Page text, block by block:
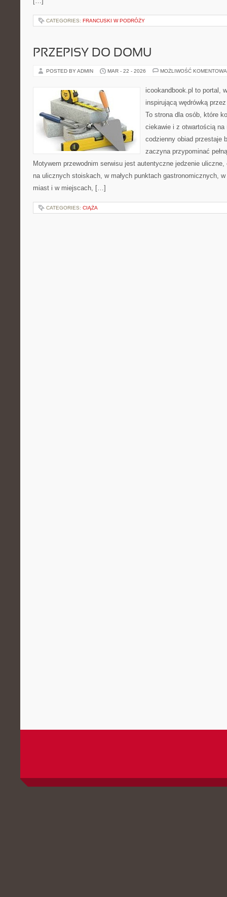
CATEGORIES: FRANCUSKI W PODRÓŻY
PRZEPISY DO DOMU
POSTED BY ADMIN MAR - 22 - 2026 MOŻLIWOŚĆ
icookandbook.pl to portal,
inspirującą wędrówką
To strona dla osób, które
ciekawie i z otwartością na
codzienny obiad przestaje
zaczyna przypominać
Motywem przewodnim serwisu jest autentyczne jedzenie
na ulicznych stoiskach, w małych punktach gastronomicznych,
miast i w miejscach, […]
CATEGORIES: CIĄŻA